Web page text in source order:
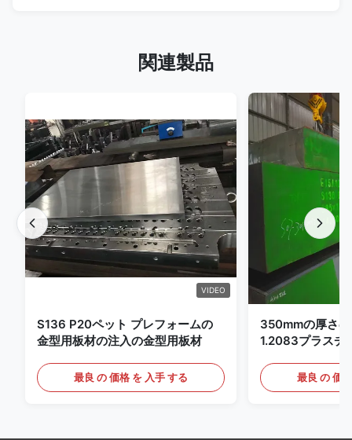
関連製品
VIDEO
S136 P20ペット プレフォームの
金型用板材の注入の金型用板材
最良 の 価格 を 入手 する
350mmの厚さ
1.2083プラスチ
最良 の 価